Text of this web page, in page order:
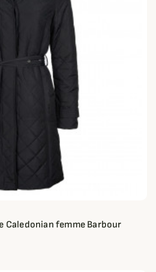
Caledonian femme Barbour